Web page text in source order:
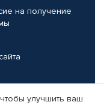
на получение
улучшить ваш